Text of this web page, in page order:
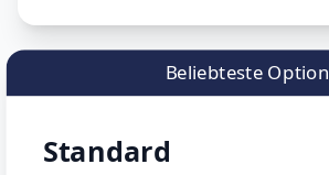
Beliebteste Option
Standard